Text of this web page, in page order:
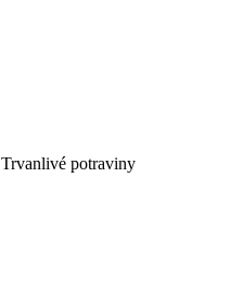
Trvanlivé potraviny